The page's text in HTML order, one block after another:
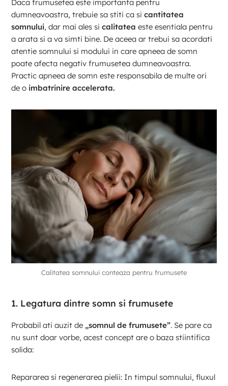
Daca frumusetea este importanta pentru
dumneavoastra, trebuie sa stiti ca sicantitatea
somnului, dar mai ales sicalitatea este esentiala pentru
a arata si a va simti bine. De aceea ar trebui sa acordati
atentie somnului si modului in care apneea de somn
poate afecta negativ frumusetea dumneavoastra.
Practic apneea de somn este responsabila de multe ori
de o imbatrinire accelerata.
Calitatea somnului conteaza pentru frumusete
1. Legatura dintre somn si frumusete
Probabil ati auzit de „somnul de frumusete”. Se pare ca
nu sunt doar vorbe, acest concept are o baza stiintifica
solida:
Repararea si regenerarea pielii: In timpul somnului, fluxul